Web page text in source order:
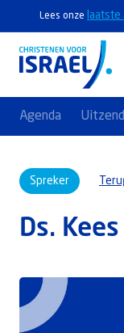
Lees onze
Agenda
Actief
Ontdek
Service & Contact
Spreker
Ds.